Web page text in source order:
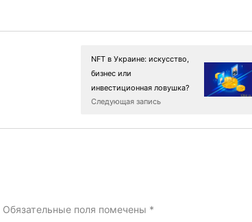
NFT в Украине: искусство,
бизнес или
инвестиционная ловушка?
Следующая запись
Обязательные поля помечены *